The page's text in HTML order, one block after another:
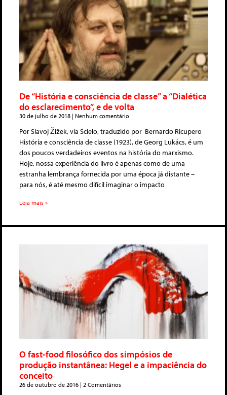
De “História e consciência de classe” a “Dialética
do esclarecimento”, e de volta
30 de julho de 2018 Nenhum comentário
Por Slavoj Žižek, via Scielo, traduzido por Bernardo Ricupero
História e consciência de classe (1923), de Georg Lukács, é um
dos poucos verdadeiros eventos na história do marxismo.
Hoje, nossa experiência do livro é apenas como de uma
estranha lembrança fornecida por uma época já distante –
para nós, é até mesmo difícil imaginar o impacto
Leia mais »
O fast-food filosófico dos simpósios de
produção instantânea: Hegel e a impaciência do
conceito
26 de outubro de 2016 2 Comentários